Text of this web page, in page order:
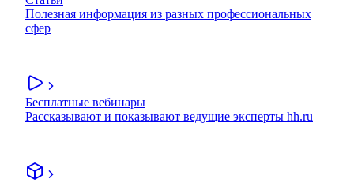
Полезная информация из разных профессиональных
сфер
Бесплатные вебинары
Рассказывают и показывают ведущие эксперты hh.ru